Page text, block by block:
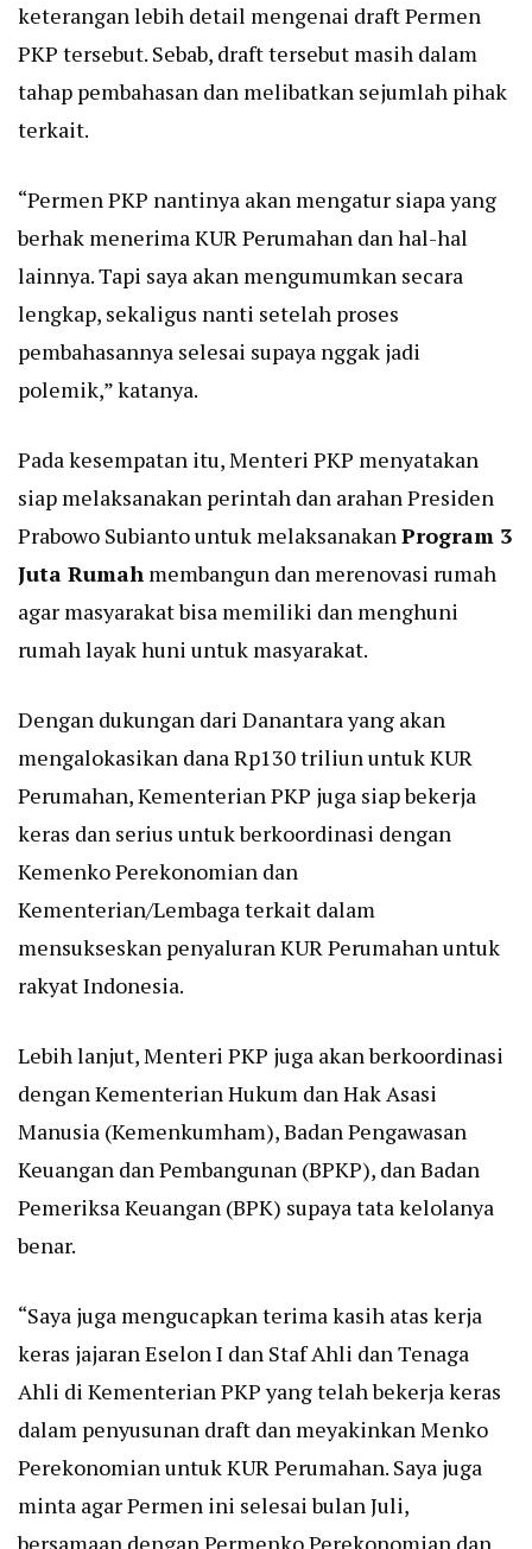
keterangan lebih detail mengenai draft Permen
PKP tersebut. Sebab, draft tersebut masih dalam
tahap pembahasan dan melibatkan sejumlah pihak
terkait.
“Permen PKP nantinya akan mengatur siapa yang
berhak menerima KUR Perumahan dan hal-hal
lainnya. Tapi saya akan mengumumkan secara
lengkap, sekaligus nanti setelah proses
pembahasannya selesai supaya nggak jadi
polemik,” katanya.
Pada kesempatan itu, Menteri PKP menyatakan
siap melaksanakan perintah dan arahan Presiden
Prabowo Subianto untuk melaksanakanProgram 3
Juta Rumah membangun dan merenovasi rumah
agar masyarakat bisa memiliki dan menghuni
rumah layak huni untuk masyarakat.
Dengan dukungan dari Danantara yang akan
mengalokasikan dana Rp130 triliun untuk KUR
Perumahan, Kementerian PKP juga siap bekerja
keras dan serius untuk berkoordinasi dengan
Kemenko Perekonomian dan
Kementerian/Lembaga terkait dalam
mensukseskan penyaluran KUR Perumahan untuk
rakyat Indonesia.
Lebih lanjut, Menteri PKP juga akan berkoordinasi
dengan Kementerian Hukum dan Hak Asasi
Manusia (Kemenkumham), Badan Pengawasan
Keuangan dan Pembangunan (BPKP), dan Badan
Pemeriksa Keuangan (BPK) supaya tata kelolanya
benar.
“Saya juga mengucapkan terima kasih atas kerja
keras jajaran Eselon I dan Staf Ahli dan Tenaga
Ahli di Kementerian PKP yang telah bekerja keras
dalam penyusunan draft dan meyakinkan Menko
Perekonomian untuk KUR Perumahan. Saya juga
minta agar Permen ini selesai bulan Juli,